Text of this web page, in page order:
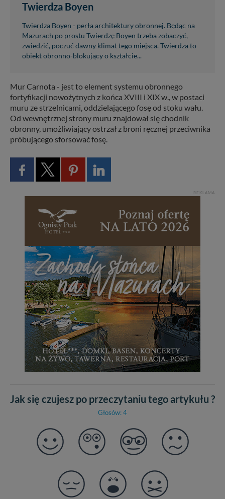
Twierdza Boyen
Twierdza Boyen - perła architektury obronnej. Będąc na
Mazurach po prostu Twierdzę Boyen trzeba zobaczyć,
zwiedzić, poczuć dawny klimat tego miejsca. Twierdza to
obiekt obronno-blokujący o kształcie...
Mur Carnota - jest to element systemu obronnego
fortyfikacji nowożytnych z końca XVIII i XIX w., w postaci
muru ze strzelnicami, oddzielającego fosę od stoku wału.
Od wewnętrznej strony muru znajdował się chodnik
obronny, umożliwiający ostrzał z broni ręcznej przeciwnika
próbującego sforsować fosę.
REKLAMA
Jak się czujesz po przeczytaniu tego artykułu ?
Głosów: 4